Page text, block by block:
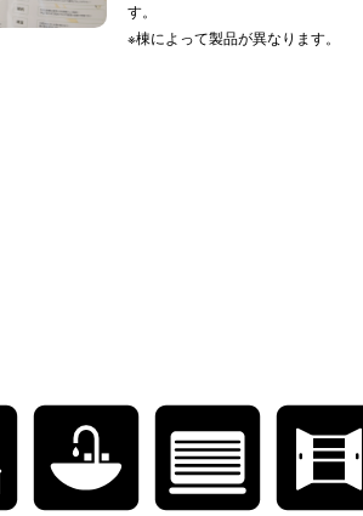
す。
※棟によって製品が異なります。